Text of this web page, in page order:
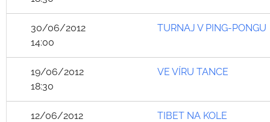
30/06/2012
14:00
TURNAJ V PING-PONGU
19/06/2012
18:30
VE VÍRU TANCE
12/06/2012
TIBET NA KOLE